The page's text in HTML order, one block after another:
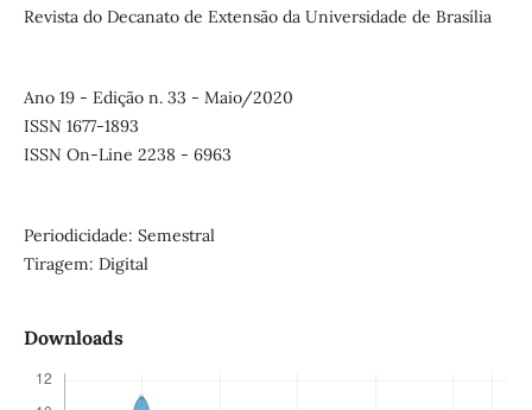
Revista do Decanato de Extensão da Universidade de Brasília
Ano 19 - Edição n. 33 - Maio/2020
ISSN 1677-1893
ISSN On-Line 2238 - 6963
Periodicidade: Semestral
Tiragem: Digital
Downloads